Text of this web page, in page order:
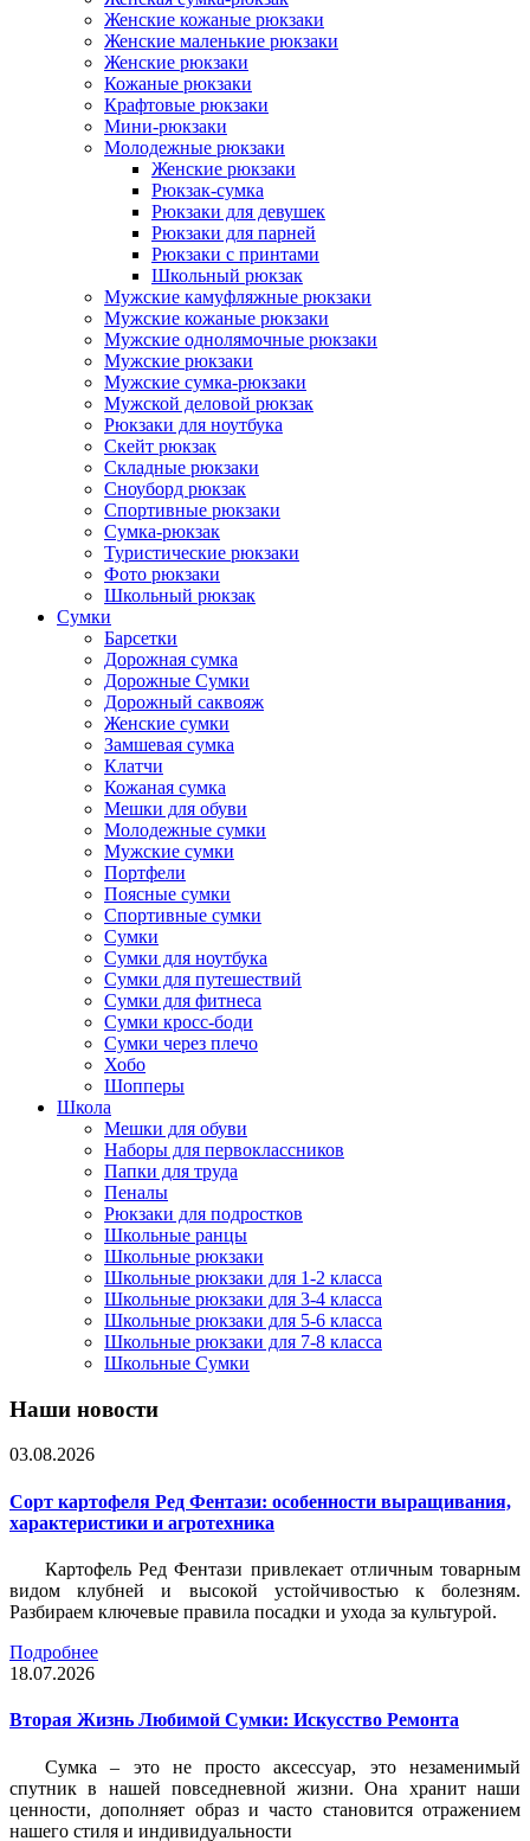
Женские кожаные рюкзаки
Женские маленькие рюкзаки
Женские рюкзаки
Кожаные рюкзаки
Крафтовые рюкзаки
Мини-рюкзаки
Молодежные рюкзаки
Женские рюкзаки
Рюкзак-сумка
Рюкзаки для девушек
Рюкзаки для парней
Рюкзаки с принтами
Школьный рюкзак
Мужские камуфляжные рюкзаки
Мужские кожаные рюкзаки
Мужские однолямочные рюкзаки
Мужские рюкзаки
Мужские сумка-рюкзаки
Мужской деловой рюкзак
Рюкзаки для ноутбука
Скейт рюкзак
Складные рюкзаки
Сноуборд рюкзак
Спортивные рюкзаки
Сумка-рюкзак
Туристические рюкзаки
Фото рюкзаки
Школьный рюкзак
Сумки
Барсетки
Дорожная сумка
Дорожные Сумки
Дорожный саквояж
Женские сумки
Замшевая сумка
Клатчи
Кожаная сумка
Мешки для обуви
Молодежные сумки
Мужские сумки
Портфели
Поясные сумки
Спортивные сумки
Сумки
Сумки для ноутбука
Сумки для путешествий
Сумки для фитнеса
Сумки кросс-боди
Сумки через плечо
Хобо
Шопперы
Школа
Мешки для обуви
Наборы для первоклассников
Папки для труда
Пеналы
Рюкзаки для подростков
Школьные ранцы
Школьные рюкзаки
Школьные рюкзаки для 1-2 класса
Школьные рюкзаки для 3-4 класса
Школьные рюкзаки для 5-6 класса
Школьные рюкзаки для 7-8 класса
Школьные Сумки
Наши новости
03.08.2026
Сорт картофеля Ред Фентази: особенности выращивания,
характеристики и агротехника
Картофель Ред Фентази привлекает отличным товарным
видом клубней и высокой устойчивостью к болезням.
Разбираем ключевые правила посадки и ухода за культурой.
Подробнее
18.07.2026
Вторая Жизнь Любимой Сумки: Искусство Ремонта
Сумка – это не просто аксессуар, это незаменимый
спутник в нашей повседневной жизни. Она хранит наши
ценности, дополняет образ и часто становится отражением
нашего стиля и индивидуальности